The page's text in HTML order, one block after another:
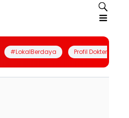
#LokalBerdaya Profil Dokter